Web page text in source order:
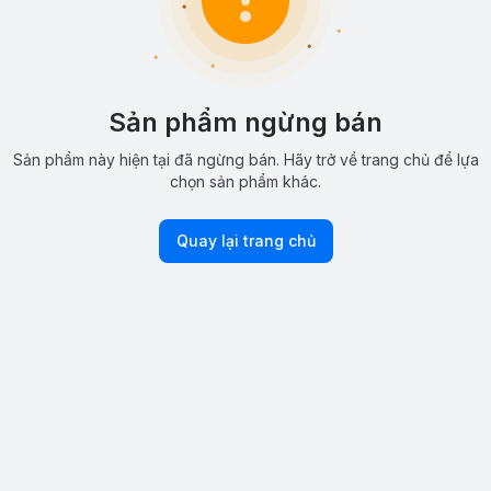
Sản phẩm ngừng bán
Sản phẩm này hiện tại đã ngừng bán. Hãy trở về trang chủ để lựa
chọn sản phẩm khác.
Quay lại trang chủ